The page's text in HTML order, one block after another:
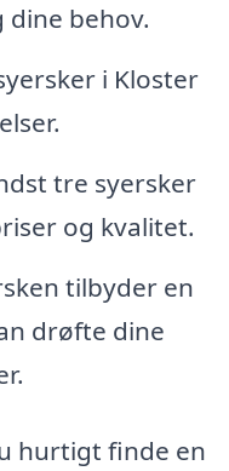
behov.
i Kloster
tre syersker
og kvalitet.
tilbyder en
drøfte dine
hurtigt finde en